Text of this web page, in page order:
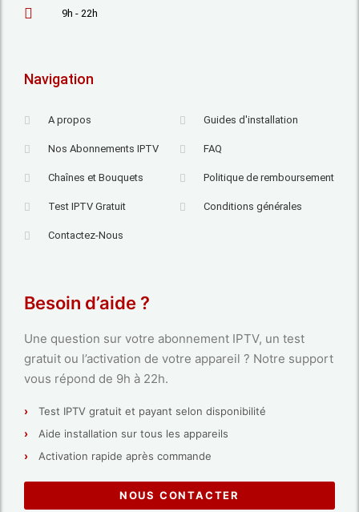
9h - 22h
Navigation
A propos
Nos Abonnements IPTV
Chaînes et Bouquets
Test IPTV Gratuit
Contactez-Nous
Guides d'installation
FAQ
Politique de remboursement
Conditions générales
Besoin d’aide ?
Une question sur votre abonnement IPTV, un test
gratuit ou l’activation de votre appareil ? Notre support
vous répond de 9h à 22h.
Test IPTV gratuit et payant selon disponibilité
Aide installation sur tous les appareils
Activation rapide après commande
NOUS CONTACTER